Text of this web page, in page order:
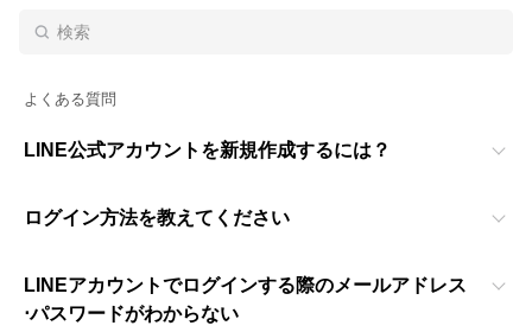
よくある質問
LINE公式アカウントを新規作成するには？
ログイン方法を教えてください
LINEアカウントでログインする際のメールアドレス
⋅パスワードがわからない